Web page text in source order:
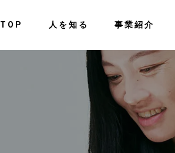
TOP 人を知る 事業紹介